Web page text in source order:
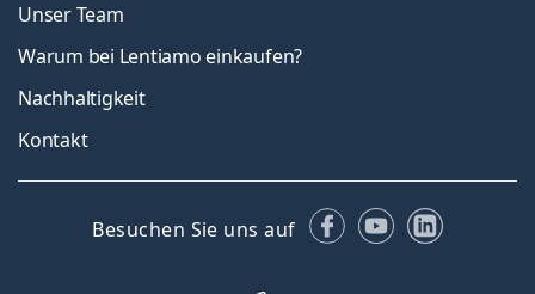
Unser Team
Warum bei Lentiamo einkaufen?
Nachhaltigkeit
Kontakt
Besuchen Sie uns auf Facebook
YouTubeLinkedIn